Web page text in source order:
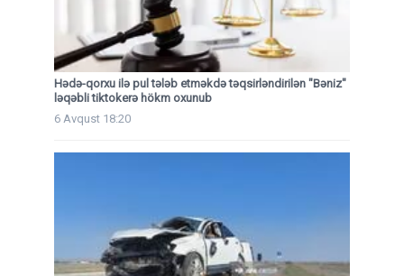
Hədə-qorxu ilə pul tələb etməkdə təqsirləndirilən "Bəniz"
ləqəbli tiktokerə hökm oxunub
6 Avqust 18:20